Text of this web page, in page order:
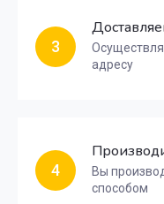
3
адресу
4
Вы
способом